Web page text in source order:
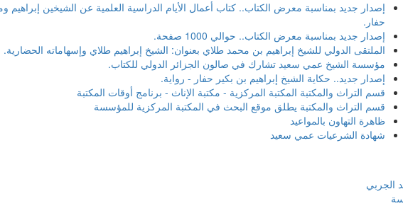
إصدار جديد بمناسبة معرض الكتاب.. كتاب أعمال الأيام الدراسية العلمية عن الشيخين إبراهيم
حفار.
إصدار جديد بمناسبة معرض الكتاب.. حوالي 1000 صفحة.
الملتقى الدولي للشيخ إبراهيم بن محمد طلاي بعنوان: الشيخ إبراهيم طلاي وإسهاماته الحضارية.
مؤسسة الشيخ عمي سعيد تشارك في صالون الجزائر الدولي للكتاب.
إصدار جديد.. حكاية الشيخ إبراهيم بن بكير حفار - رواية.
قسم التراث والمكتبة المكتبة المركزية - مكتبة الإناث - برنامج أوقات المكتبة
قسم التراث والمكتبة يطلق موقع البحث في المكتبة المركزية للمؤسسة
ظاهرة التهاون بالمواعيد
شهادة الشرعيات عمي سعيد
الجربي